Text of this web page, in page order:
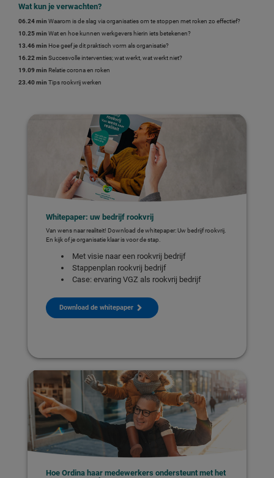
Wat kun je verwachten?
06.24 min Waarom is de slag via organisaties om te stoppen met roken zo effectief?
10.25 min Wat en hoe kunnen werkgevers hierin iets betekenen?
13.46 min Hoe geef je dit praktisch vorm als organisatie?
16.22 min Succesvolle interventies; wat werkt, wat werkt niet?
19.09 min Relatie corona en roken
23.40 min Tips rookvrij werken
Whitepaper: uw bedrijf rookvrij
Van wens naar realiteit! Download de whitepaper: Uw bedrijf rookvrij.
En kijk of je organisatie klaar is voor de stap.
Met visie naar een rookvrij bedrijf
Stappenplan rookvrij bedrijf
Case: ervaring VGZ als rookvrij bedrijf
Download de whitepaper
Hoe Ordina haar medewerkers ondersteunt met het